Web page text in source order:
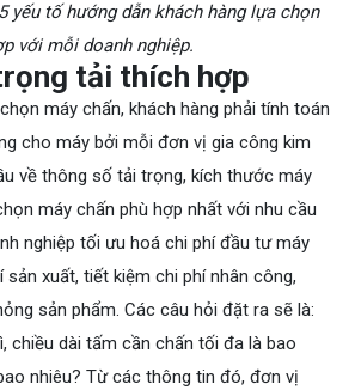
yếu tố hướng dẫn khách hàng lựa chọn
với mỗi doanh nghiệp.
tải thích hợp
máy chấn, khách hàng phải tính toán
cho máy bởi mỗi đơn vị gia công kim
về thông số tải trọng, kích thước máy
máy chấn phù hợp nhất với nhu cầu
nghiệp tối ưu hoá chi phí đầu tư máy
xuất, tiết kiệm chi phí nhân công,
sản phẩm. Các câu hỏi đặt ra sẽ là:
chiều dài tấm cần chấn tối đa là bao
nhiêu? Từ các thông tin đó, đơn vị